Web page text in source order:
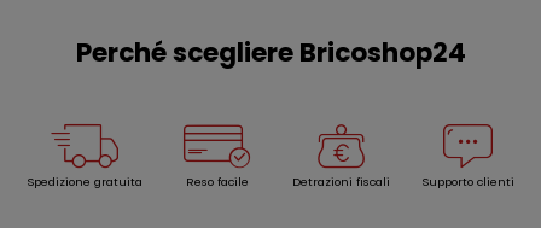
Perché scegliere Bricoshop24
Spedizione gratuita Reso facile Detrazioni fiscali Supporto clienti